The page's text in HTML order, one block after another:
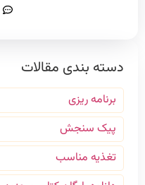
دسته بندی مقالات
برنامه ریزی
پیک سنجش
تغذیه مناسب